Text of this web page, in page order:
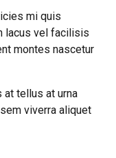
mi quis
lacus vel facilisis
montes nascetur
at tellus at urna
viverra aliquet